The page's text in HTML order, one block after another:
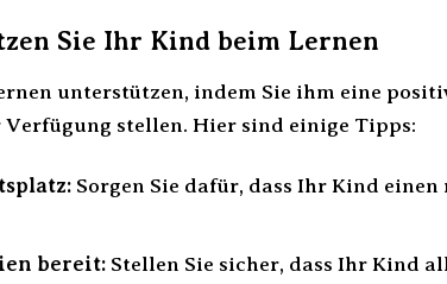
Sie Ihr Kind beim Lernen
unterstützen, indem Sie ihm eine
stellen. Hier sind einige Tipps:
Sorgen Sie dafür, dass Ihr Kind
bereit:Stellen Sie sicher, dass Ihr Kind